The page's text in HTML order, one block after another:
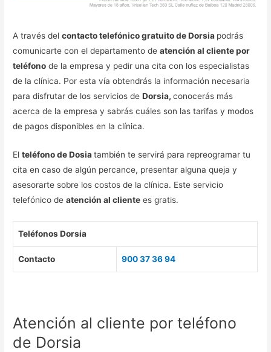
A través delcontacto telefónico gratuito de Dorsia podrás
comunicarte con el departamento deatención al cliente por
teléfono de la empresa y pedir una cita con los especialistas
de la clínica. Por esta vía obtendrás la información necesaria
para disfrutar de los servicios deDorsia,conocerás más
acerca de la empresa y sabrás cuáles son las tarifas y modos
de pagos disponibles en la clínica.
Elteléfono de Dosiatambién te servirá para repreogramar tu
cita en caso de algún percance, presentar alguna queja y
asesorarte sobre los costos de la clínica. Este servicio
telefónico deatención al cliente es gratis.
Teléfonos Dorsia
Contacto 900 37 36 94
Atención al cliente por teléfono
de Dorsia